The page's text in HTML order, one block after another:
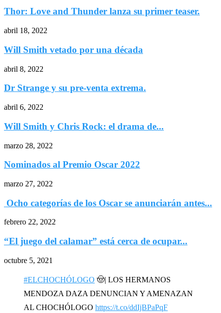
Thor: Love and Thunder lanza su primer teaser.
abril 18, 2022
Will Smith vetado por una década
abril 8, 2022
Dr Strange y su pre-venta extrema.
abril 6, 2022
Will Smith y Chris Rock: el drama de...
marzo 28, 2022
Nominados al Premio Oscar 2022
marzo 27, 2022
Ocho categorías de los Oscar se anunciarán antes...
febrero 22, 2022
“El juego del calamar” está cerca de ocupar...
octubre 5, 2021
#ELCHOCHÓLOGO 🤠| LOS HERMANOS
MENDOZA DAZA DENUNCIAN Y AMENAZAN
AL CHOCHÓLOGO https://t.co/ddIjBPaPqF